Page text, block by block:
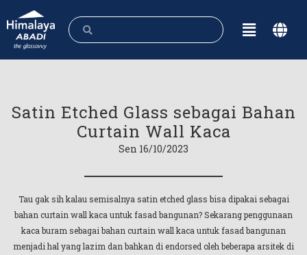
Satin Etched Glass sebagai Bahan
Curtain Wall Kaca
Sen 16/10/2023
Tau gak sih kalau semisalnya satin etched glass bisa dipakai sebagai
bahan curtain wall kaca untuk fasad bangunan? Sekarang penggunaan
kaca buram sebagai bahan curtain wall kaca untuk fasad bangunan
menjadi hal yang lazim dan bahkan di endorsed oleh beberapa arsitek di